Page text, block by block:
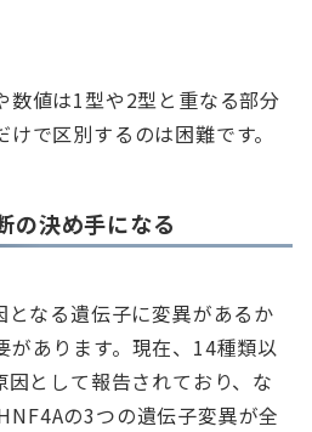
数値は1型や2型と重なる部分
で区別するのは困難です。
の決め手になる
となる遺伝子に変異があるか
があります。現在、14種類以
として報告されており、な
の3つの遺伝子変異が全